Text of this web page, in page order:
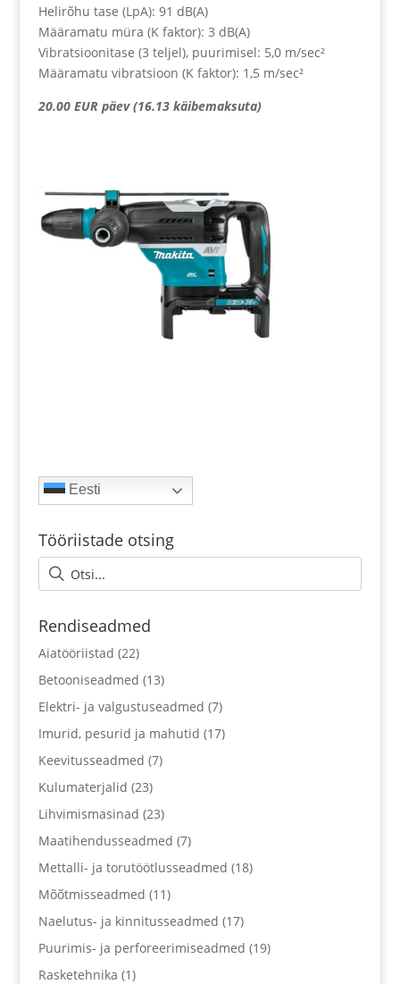
Helirõhu tase (LpA): 91 dB(A)
Määramatu müra (K faktor): 3 dB(A)
Vibratsioonitase (3 teljel), puurimisel: 5,0 m/sec²
Määramatu vibratsioon (K faktor): 1,5 m/sec²
20.00 EUR päev (16.13 käibemaksuta)
Eesti
Tööriistade otsing
Rendiseadmed
Aiatööriistad (22)
Betooniseadmed (13)
Elektri- ja valgustuseadmed (7)
Imurid, pesurid ja mahutid (17)
Keevitusseadmed (7)
Kulumaterjalid (23)
Lihvimismasinad (23)
Maatihendusseadmed (7)
Mettalli- ja torutöötlusseadmed (18)
Mõõtmisseadmed (11)
Naelutus- ja kinnitusseadmed (17)
Puurimis- ja perforeerimiseadmed (19)
Rasketehnika (1)